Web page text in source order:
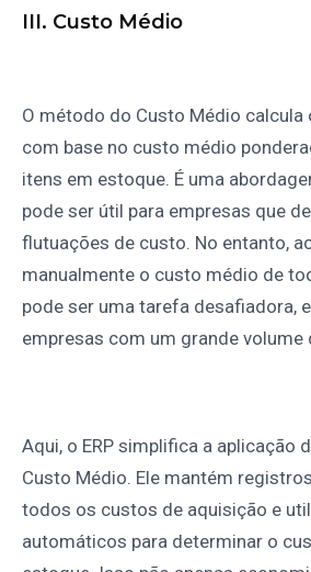
III. Custo Médio
O método do Custo Médio calcula
com base no custo médio
itens em estoque. É uma
pode ser útil para empresas que
flutuações de custo. No entanto,
manualmente o custo médio de
pode ser uma tarefa desafiadora,
empresas com um grande volume
Aqui, o ERP simplifica a aplicação
Custo Médio. Ele mantém
todos os custos de aquisição e
automáticos para determinar o